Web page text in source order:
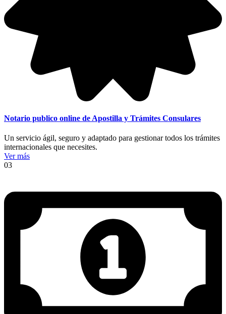
Notario publico online de Apostilla y Trámites Consulares
Un servicio ágil, seguro y adaptado para gestionar todos los trámites
internacionales que necesites.
Ver más
03